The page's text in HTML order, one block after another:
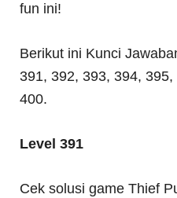
fun ini!
Berikut ini Kunci
391, 392, 393, 394,
400.
Level 391
Cek solusi game Thief